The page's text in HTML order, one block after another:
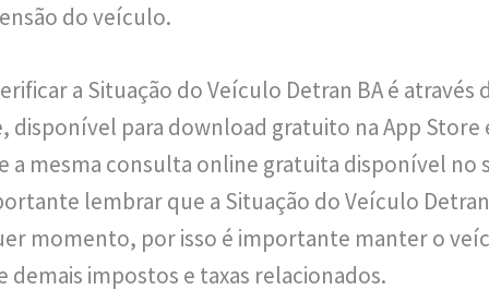
do veículo.
a Situação do Veículo Detran BA é através
disponível para download gratuito na App Store
a mesma consulta online gratuita disponível no
lembrar que a Situação do Veículo
momento, por isso é importante manter o
demais impostos e taxas relacionados.